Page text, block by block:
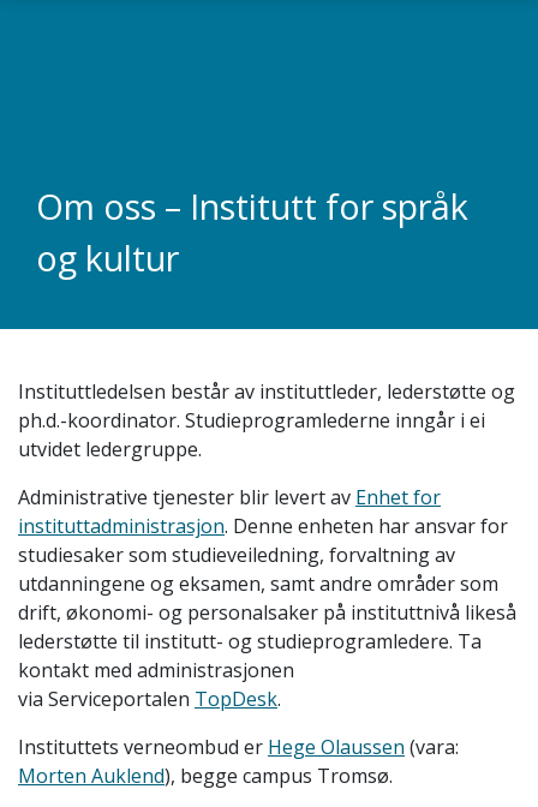
Om oss – Institutt for språk
og kultur
Instituttledelsen består av instituttleder, lederstøtte og
ph.d.-koordinator. Studieprogramlederne inngår i ei
utvidet ledergruppe.
Administrative tjenester blir levert av Enhet for
instituttadministrasjon. Denne enheten har ansvar for
studiesaker som studieveiledning, forvaltning av
utdanningene og eksamen, samt andre områder som
drift, økonomi- og personalsaker på instituttnivå likeså
lederstøtte til institutt- og studieprogramledere. Ta
kontakt med administrasjonen
via Serviceportalen TopDesk.
Instituttets verneombud er Hege Olaussen (vara:
Morten Auklend), begge campus Tromsø.